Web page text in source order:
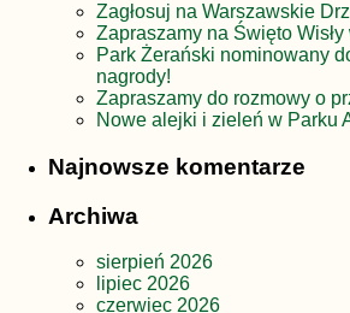
Zagłosuj na Warszawskie
Zapraszamy na Święto
Park Żerański nominowany
nagrody!
Zapraszamy do rozmowy o
Nowe alejki i zieleń w Parku
Najnowsze komentarze
Archiwa
sierpień 2026
lipiec 2026
czerwiec 2026